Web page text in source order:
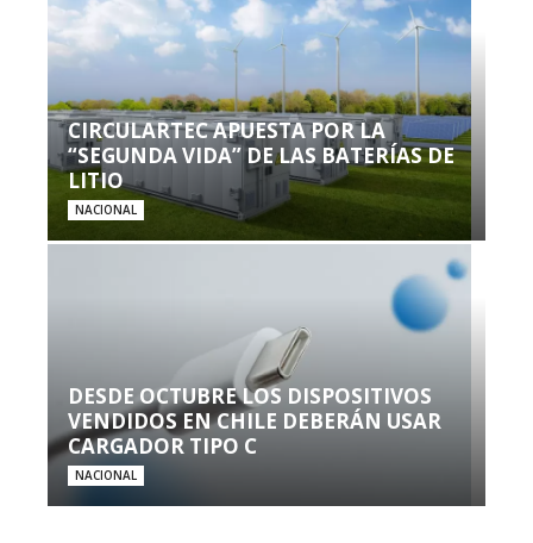
CIRCULARTEC APUESTA POR LA
“SEGUNDA VIDA” DE LAS BATERÍAS DE
LITIO
NACIONAL
DESDE OCTUBRE LOS DISPOSITIVOS
VENDIDOS EN CHILE DEBERÁN USAR
CARGADOR TIPO C
NACIONAL